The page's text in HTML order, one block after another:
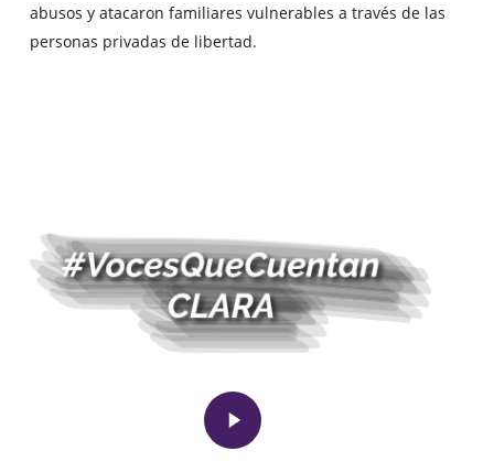
abusos y atacaron familiares vulnerables a través de las
personas privadas de libertad.
Play
Video